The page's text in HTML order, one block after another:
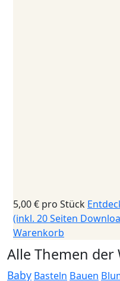
5,00 € pro Stück
(inkl. 20 Seiten
Warenkorb
Alle Themen
Baby Basteln Bauen